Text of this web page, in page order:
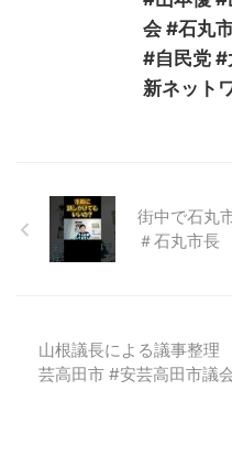
会 #石丸
#自民党 #
新ネット
街中で石丸
＃石丸市長
山根議長による議事整
芸高田市 #安芸高田市議